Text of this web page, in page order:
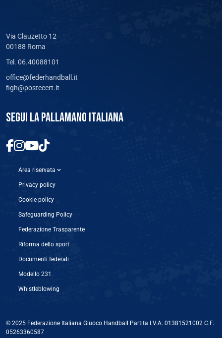
Via Clauzetto 12
00188 Roma
Tel. 06.40088101
office@federhandball.it
figh@postecert.it
SEGUI LA PALLAMANO ITALIANA
Area riservata
Privacy policy
Cookie policy
Safeguarding Policy
Federazione Trasparente
Riforma dello sport
Documenti federali
Modello 231
Whistleblowing
© 2025 Federazione Italiana Giuoco Handball Partita I.V.A. 01381521002 C.F.
05263360587